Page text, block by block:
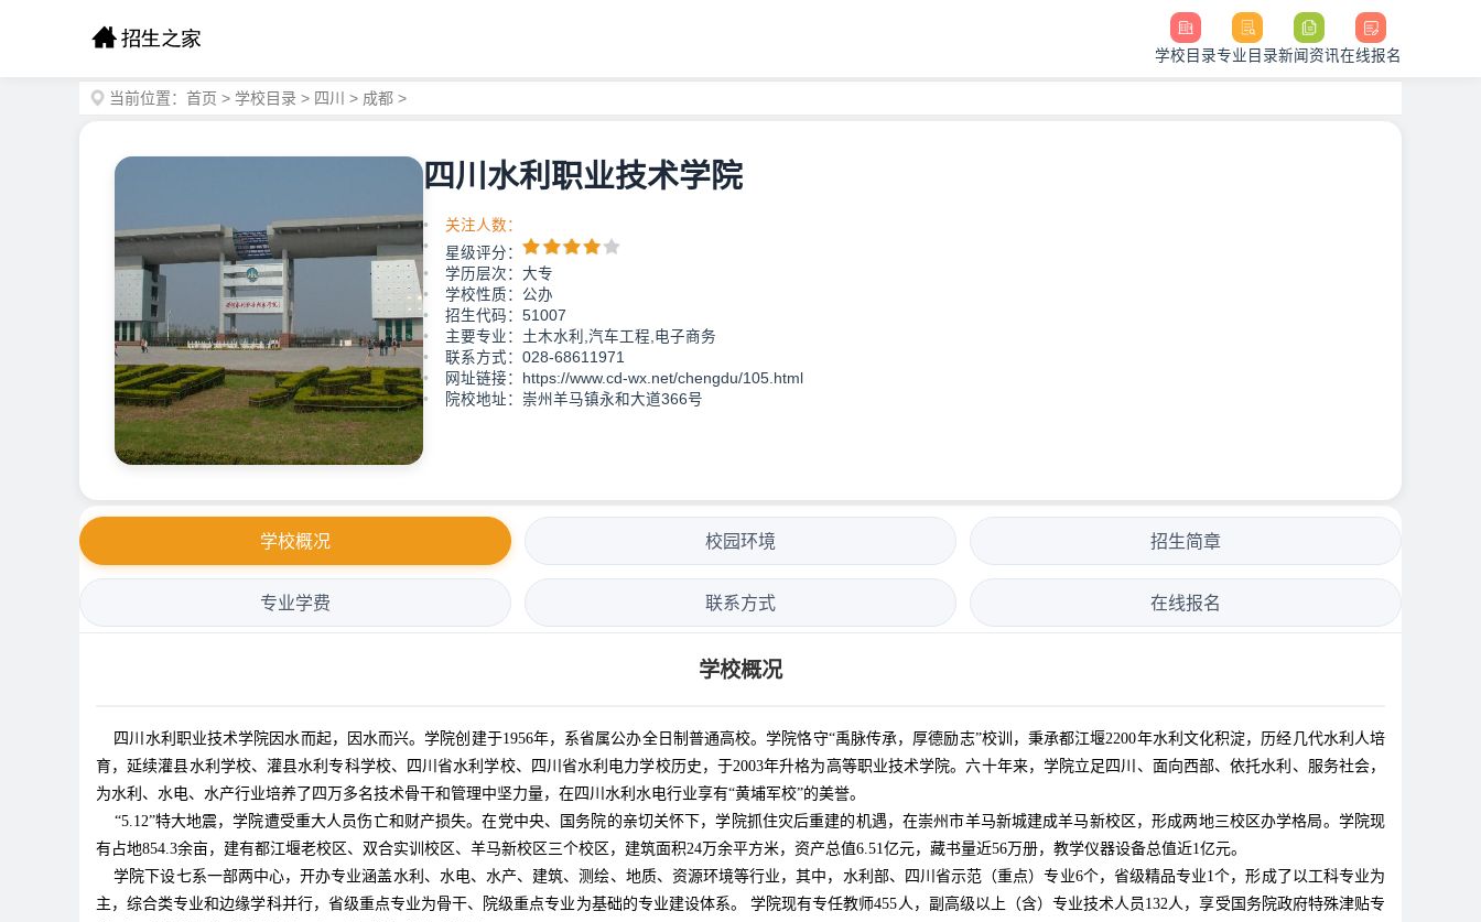
学校目录专业目录新闻资讯在线报名
当前位置： 首页 > 学校目录 > 四川 > 成都 >
四川水利职业技术学院
关注人数：
星级评分：
学历层次：大专
学校性质：公办
招生代码：51007
主要专业：土木水利,汽车工程,电子商务
联系方式：028-68611971
网址链接：https://www.cd-wx.net/chengdu/105.html
院校地址：崇州羊马镇永和大道366号
学校概况 校园环境 招生简章
专业学费 联系方式 在线报名
学校概况
四川水利职业技术学院因水而起，因水而兴。学院创建于1956年，系省属公办全日制普通高校。学院恪守“禹脉传承，厚德励志”校训，秉承都江堰2200年水利文化积淀，历经几代水利人培
育，延续灌县水利学校、灌县水利专科学校、四川省水利学校、四川省水利电力学校历史，于2003年升格为高等职业技术学院。六十年来，学院立足四川、面向西部、依托水利、服务社会，
为水利、水电、水产行业培养了四万多名技术骨干和管理中坚力量，在四川水利水电行业享有“黄埔军校”的美誉。
“5.12”特大地震，学院遭受重大人员伤亡和财产损失。在党中央、国务院的亲切关怀下，学院抓住灾后重建的机遇，在崇州市羊马新城建成羊马新校区，形成两地三校区办学格局。学院现
有占地854.3余亩，建有都江堰老校区、双合实训校区、羊马新校区三个校区，建筑面积24万余平方米，资产总值6.51亿元，藏书量近56万册，教学仪器设备总值近1亿元。
学院下设七系一部两中心，开办专业涵盖水利、水电、水产、建筑、测绘、地质、资源环境等行业，其中，水利部、四川省示范（重点）专业6个，省级精品专业1个，形成了以工科专业为
主，综合类专业和边缘学科并行，省级重点专业为骨干、院级重点专业为基础的专业建设体系。 学院现有专任教师455人，副高级以上（含）专业技术人员132人，享受国务院政府特殊津贴专